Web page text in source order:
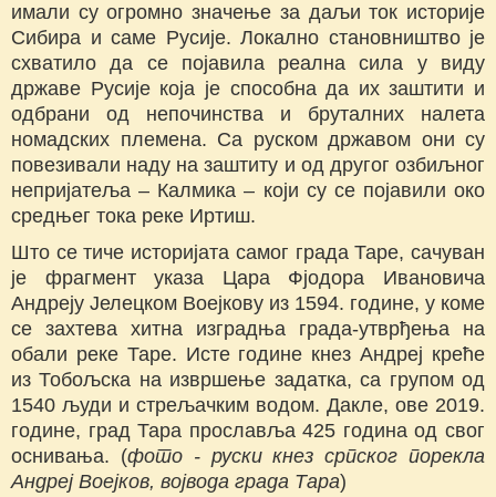
имали су огромно значење за даљи ток историје
Сибира и саме Русије. Локално становништво је
схватило да се појавила реална сила у виду
државе Русије која је способна да их заштити и
одбрани од непочинства и бруталних налета
номадских племена. Са руском државом они су
повезивали наду на заштиту и од другог озбиљног
непријатеља – Калмика – који су се појавили око
средњег тока реке Иртиш.
Што се тиче историјата самог града Таре, сачуван
је фрагмент указа Цара Фјодора Ивановича
Андреју Јелецком Воејкову из 1594. године, у коме
се захтева хитна изградња града-утврђења на
обали реке Таре. Исте године кнез Андреј креће
из Тобољска на извршење задатка, са групом од
1540 људи и стрељачким водом. Дакле, ове 2019.
године, град Тара прославља 425 година од свог
оснивања. (фото - руски кнез српског порекла
Андреј Воејков, војвода града Тара)